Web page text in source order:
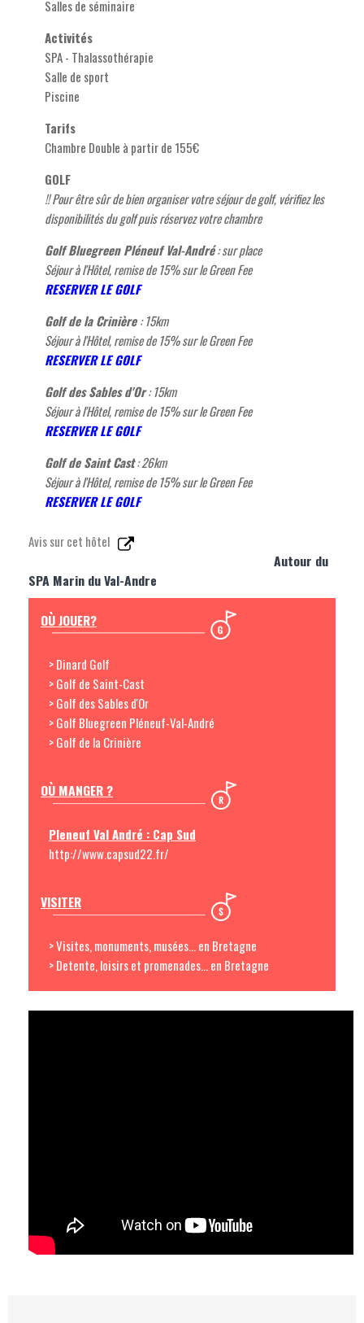
Salles de séminaire
Activités
SPA - Thalassothérapie
Salle de sport
Piscine
Tarifs
Chambre Double à partir de 155€
GOLF
!! Pour être sûr de bien organiser votre séjour de golf, vérifiez les
disponibilités du golf puis réservez votre chambre
Golf Bluegreen Pléneuf Val-André: sur place
Séjour à l'Hôtel, remise de 15% sur le Green Fee
RESERVER LE GOLF
Golf de la Crinière: 15km
Séjour à l'Hôtel, remise de 15% sur le Green Fee
RESERVER LE GOLF
Golf des Sables d'Or: 15km
Séjour à l'Hôtel, remise de 15% sur le Green Fee
RESERVER LE GOLF
Golf de Saint Cast: 26km
Séjour à l'Hôtel, remise de 15% sur le Green Fee
RESERVER LE GOLF
Avis sur cet hôtel
Autour du
SPA Marin du Val-Andre
OÙ JOUER?
> Dinard Golf
> Golf de Saint-Cast
> Golf des Sables d'Or
> Golf Bluegreen Pléneuf-Val-André
> Golf de la Crinière
OÙ MANGER ?
Pleneuf Val André : Cap Sud
http://www.capsud22.fr/
VISITER
> Visites, monuments, musées... en Bretagne
> Detente, loisirs et promenades... en Bretagne